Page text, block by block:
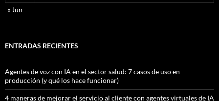
« Jun
ENTRADAS RECIENTES
Agentes de voz con IA en el sector salud: 7 casos de uso en
producción (y qué los hace funcionar)
4 maneras de mejorar el servicio al cliente con agentes virtuales de IA